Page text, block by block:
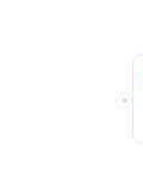
«